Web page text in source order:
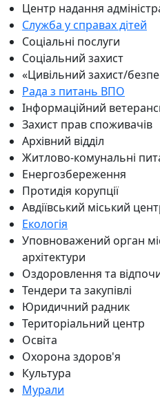
Центр надання
Служба у справах дітей
Соціальні послуги
Соціальний захист
«Цивільний захист/
Рада з питань ВПО
Інформаційний
Захист прав споживачів
Архівний відділ
Житлово-комунальні
Енергозбереження
Протидія корупції
Авдіївський міський
Екологія
Уповноважений орган
архітектури
Оздоровлення та
Тендери та закупівлі
Юридичний радник
Територіальний центр
Освіта
Охорона здоров'я
Культура
Мурали